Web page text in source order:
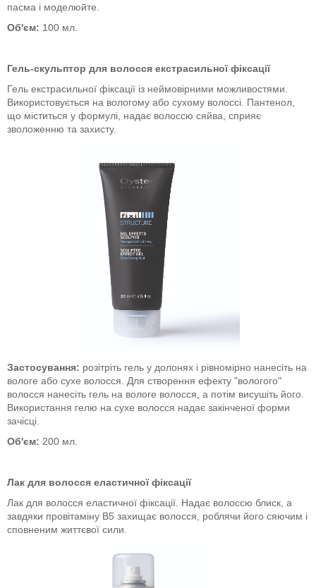
пасма і моделюйте.
Об'єм: 100 мл.
Гель-скульптор для волосся екстрасильної фіксації
Гель екстрасильної фіксації із неймовірними можливостями.
Використовується на вологому або сухому волоссі. Пантенол,
що міститься у формулі, надає волоссю сяйва, сприяє
зволоженню та захисту.
Застосування: розітріть гель у долонях і рівномірно нанесіть на
вологе або сухе волосся. Для створення ефекту "вологого"
волосся нанесіть гель на вологе волосся, а потім висушіть його.
Використання гелю на сухе волосся надає закінченої форми
зачісці.
Об'єм: 200 мл.
Лак для волосся еластичної фіксації
Лак для волосся еластичної фіксації. Надає волоссю блиск, а
завдяки провітаміну В5 захищає волосся, роблячи його сяючим і
сповненим життєвої сили.